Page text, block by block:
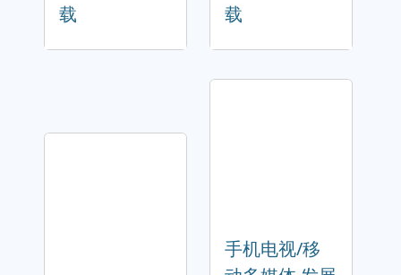
载
载
手机电视/移